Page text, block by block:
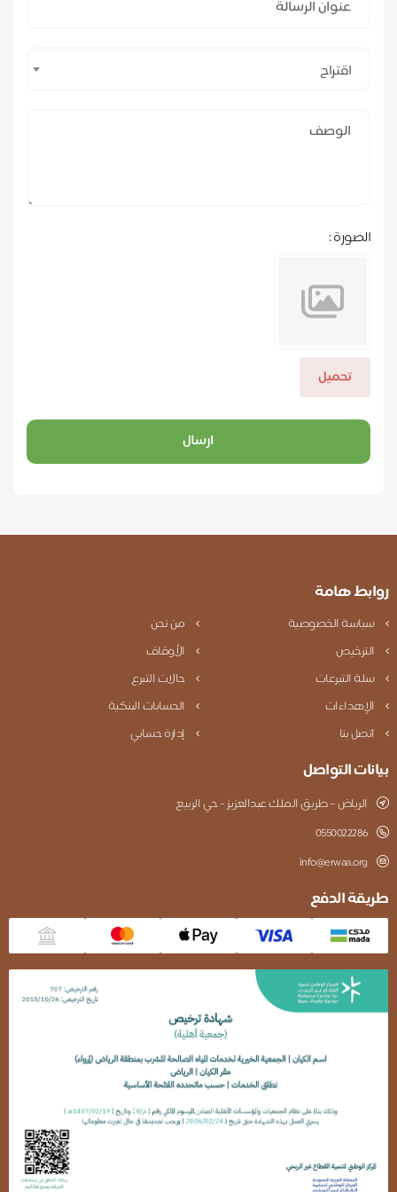
اقتراح
الصورة :
تحميل
ارسال
هامة
الخصوصية
من نحن
الأوقاف
التبرعات
حالات التبرع
الحسابات البنكية
بنا
إدارة حسابي
التواصل
الرياض – طريق الملك عبدالعزيز - حي الربيع
0550022286
info@erwaa.org
الدفع